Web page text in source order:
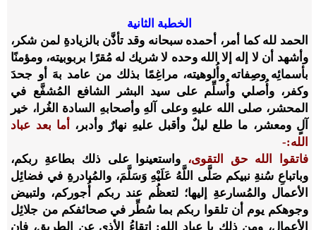
الخطبة الثانية
الحمد لله كما أمر، أحمده سبحانه وقد تأذَّن بالزيادةِ لمن شكر،
وأشهد أن لا إله إلا الله وحده لا شريك له مُقرًا بربوبيته، ومؤمنًا
بأسمائِه وصِفاته وأُلوهيته، مراغِمًا بذلك من عامد بهَ أو جحدَ
وكفر، وأُصلي وأُسلِّم على سيد البشر الشافع المُشفَّع في
المحشر، صلى الله عليهِ وعلى آلهِ وأصحابهِ السادة الغُرا، خير
آلٍ ومعشر، ما طلع ليلٌ وأقبل عليهِ نهارٌ وأدبر،
أما بعد عباد
الله:-
فاتقوا الله حق التقوى، واستعينوا على ذلك بطاعةِ ربكم،
وباتباعِ سُنةِ نبيكم صَلَّى اللَّهُ عَلَيْهِ وَسَلَّمَ، والمُبادرةِ في فضائِل
الأعمال والمُسارعةِ إليها؛ لتعظُم عند ربكم أُجوركم، ولتبيض
وجوهكم يوم أن تلقوا ربكم بما سُطِّر في صحائفكم من جلائِل
الأعمال، ومن ذلك يا عباد الله: اتقاءُ الأذى عن الطريق، فإن